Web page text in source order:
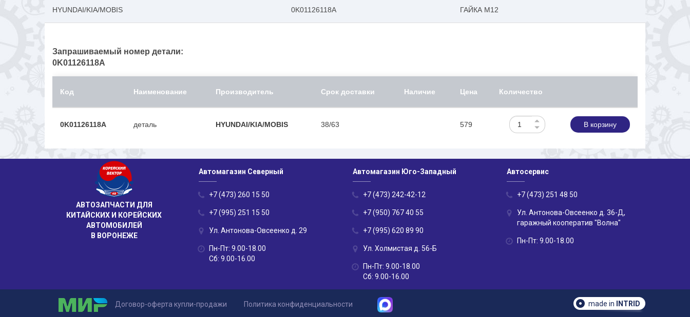
HYUNDAI/KIA/MOBIS 0K01126118A ГАЙКА M12
Запрашиваемый номер детали:
0K01126118A
Код Наименование Производитель Срок доставки Наличие Цена Количество
0K01126118A деталь HYUNDAI/KIA/MOBIS 38/63 579 В корзину
АВТОЗАПЧАСТИ ДЛЯ
КИТАЙСКИХ И КОРЕЙСКИХ
АВТОМОБИЛЕЙ
В ВОРОНЕЖЕ
Автомагазин Северный
+7 (473) 260 15 50
+7 (995) 251 15 50
Ул. Антонова-Овсеенко д. 29
Пн-Пт: 9.00-18.00
Сб: 9.00-16.00
Автомагазин Юго-Западный
+7 (473) 242-42-12
+7 (950) 767 40 55
+7 (995) 620 89 90
Ул. Холмистая д. 56-Б
Пн-Пт: 9.00-18.00
Сб: 9.00-16.00
Автосервис
+7 (473) 251 48 50
Ул. Антонова-Овсеенко д. 36-Д,
гаражный кооператив "Волна"
Пн-Пт: 9.00-18.00
Договор-оферта купли-продажи Политика конфиденциальности made in INTRID